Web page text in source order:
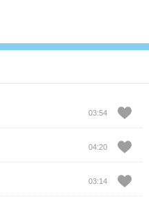
03:54
04:20
03:14